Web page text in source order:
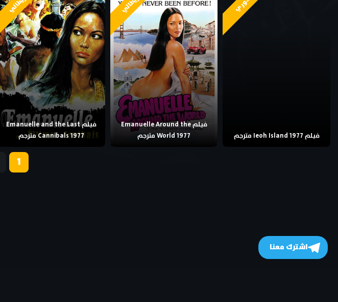
كوري
فيلم Ieoh Island 1977 مترجم
فيلم Emanuelle Around the
World 1977 مترجم
فيلم Emanuelle and the Last
Cannibals 1977 مترجم
1
اشترك معنا